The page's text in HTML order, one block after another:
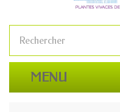
MENU